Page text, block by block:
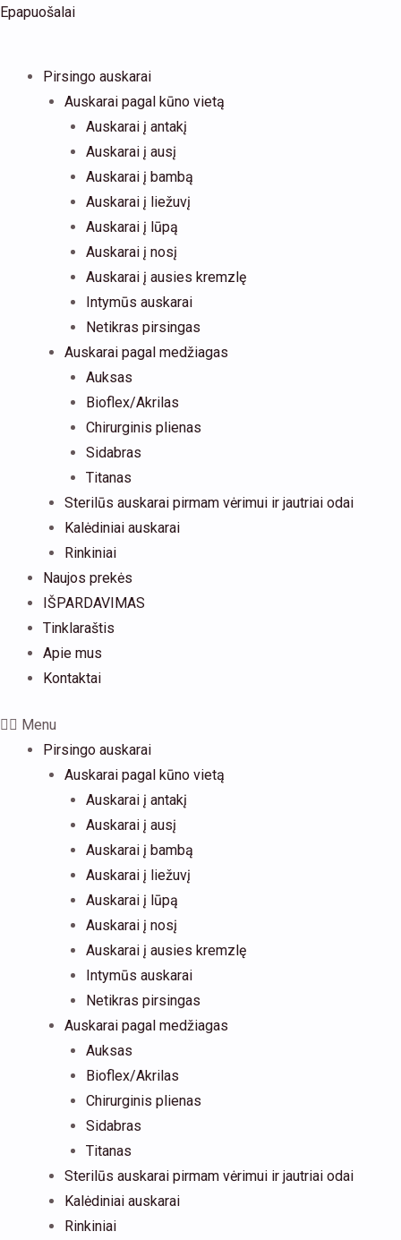
Pereiti
Epapuošalai
Pirsingo auskarai
Auskarai pagal kūno vietą
Auskarai į antakį
Auskarai į ausį
Auskarai į bambą
Auskarai į liežuvį
Auskarai į lūpą
Auskarai į nosį
Auskarai į ausies kremzlę
Intymūs auskarai
Netikras pirsingas
Auskarai pagal medžiagas
Auksas
Bioflex/Akrilas
Chirurginis plienas
Sidabras
Titanas
Sterilūs auskarai pirmam vėrimui ir jautriai odai
Kalėdiniai auskarai
Rinkiniai
Naujos prekės
IŠPARDAVIMAS
Tinklaraštis
Apie mus
Kontaktai
Menu
Pirsingo auskarai
Auskarai pagal kūno vietą
Auskarai į antakį
Auskarai į ausį
Auskarai į bambą
Auskarai į liežuvį
Auskarai į lūpą
Auskarai į nosį
Auskarai į ausies kremzlę
Intymūs auskarai
Netikras pirsingas
Auskarai pagal medžiagas
Auksas
Bioflex/Akrilas
Chirurginis plienas
Sidabras
Titanas
Sterilūs auskarai pirmam vėrimui ir jautriai odai
Kalėdiniai auskarai
Rinkiniai
Products